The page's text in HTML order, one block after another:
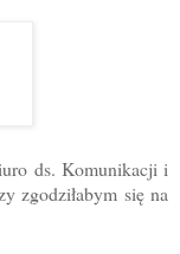
ds. Komunikacji i
zgodziłabym się na